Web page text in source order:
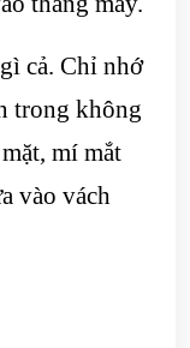
cả. Chỉ nhớ
trong không
mí mắt
vào vách